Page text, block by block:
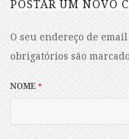
POSTAR UM NOVO
O seu endereço de
obrigatórios são
NOME*